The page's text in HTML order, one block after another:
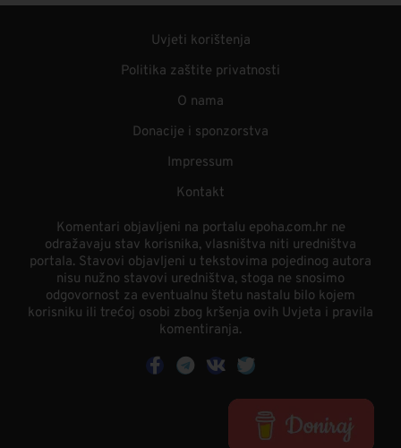
Uvjeti korištenja
Politika zaštite privatnosti
O nama
Donacije i sponzorstva
Impressum
Kontakt
Komentari objavljeni na portalu epoha.com.hr ne
odražavaju stav korisnika, vlasništva niti uredništva
portala. Stavovi objavljeni u tekstovima pojedinog autora
nisu nužno stavovi uredništva, stoga ne snosimo
odgovornost za eventualnu štetu nastalu bilo kojem
korisniku ili trećoj osobi zbog kršenja ovih Uvjeta i pravila
komentiranja.